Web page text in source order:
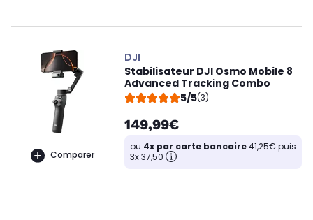
Comparer
DJI
Stabilisateur DJI Osmo Mobile 8
Advanced Tracking Combo
5/5(3)
149,99€
ou 4x par carte bancaire41,25€ puis
3x 37,50